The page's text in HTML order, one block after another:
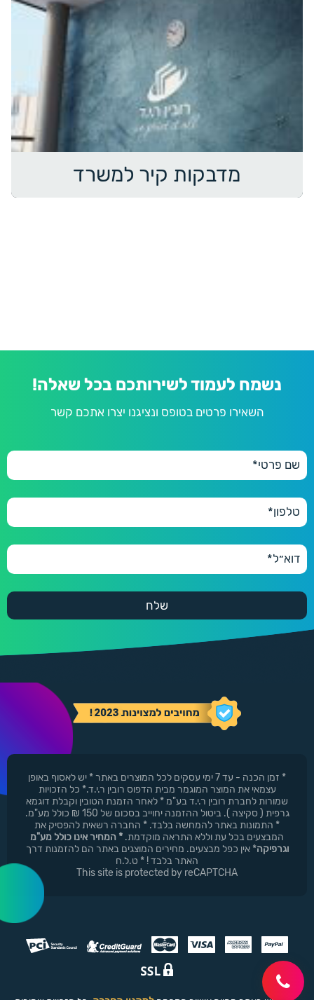
מדבקות קיר למשרד
נשמח לעמוד לשירותכם בכל שאלה!
השאירו פרטים בטופס ונציגנו יצרו אתכם קשר
* זמן הכנה - עד 7 ימי עסקים לכל המוצרים באתר * יש לאסוף באופן
עצמאי את המוצר המוגמר מבית הדפוס רובין ר.י.ד.* כל הזכויות
שמורות לחברת רובין ר.י.ד בע"מ * לאחר הזמנת הטובין וקבלת דוגמא
גרפית ( סקיצה ). ביטול ההזמנה יחוייב בסכום של 150 ₪ כולל מע"מ.
* התמונות באתר להמחשה בלבד. * החברה רשאית להפסיק את
המבצעים בכל עת וללא התראה מוקדמת. * המחיר אינו כולל מע"מ
וגרפיקה* אין כפל מבצעים. מחירים המוצגים באתר הם להזמנות דרך
האתר בלבד ! * ט.ל.ח
This site is protected by reCAPTCHA